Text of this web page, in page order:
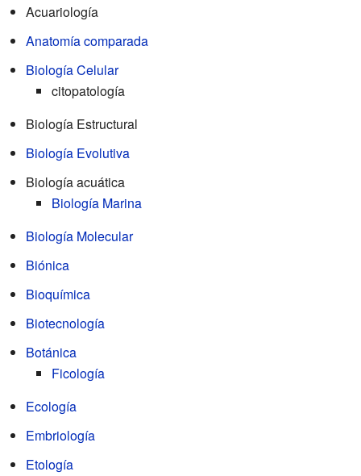
Acuariología
Anatomía comparada
Biología Celular
citopatología
Biología Estructural
Biología Evolutiva
Biología acuática
Biología Marina
Biología Molecular
Biónica
Bioquímica
Biotecnología
Botánica
Ficología
Ecología
Embriología
Etología